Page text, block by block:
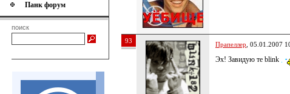
Панк форум
поиск
93 Прапеллер , 05.01.2007
Эх! Завидую те blink